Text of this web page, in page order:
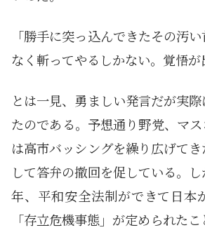
「勝手に突っ込んできたその汚
なく斬ってやるしかない。覚悟が
とは一見、勇ましい発言だが実
たのである。予想通り野党、マ
は高市バッシングを繰り広げて
して答弁の撤回を促している。
年、平和安全法制ができて日本
「存立危機事態」が定められたこ